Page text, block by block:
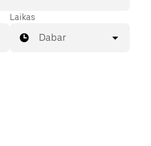
Laikas
Dabar